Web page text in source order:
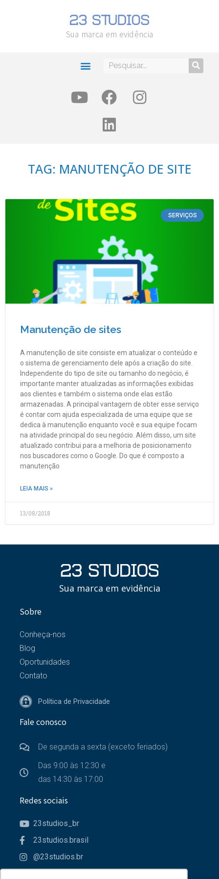
Sua marca em evidência
TAG: MANUTENÇÃO DE SITE
SERVIÇOS
Manutenção de sites
A manutenção de site consiste em atualizar o conteúdo e
o sistema de gerenciamento dele após a criação do site.
Independente do tipo de site ou tamanho do negócio, é
importante manter atualizadas as informações exibidas
aos clientes e também o sistema onde elas estão
armazenadas. A principal vantagem de obter esse serviço
é contar com ajuda especializada de uma equipe que se
dedica à manutenção enquanto você e sua equipe focam
na atividade principal do seu negócio. Além disso, um site
atualizado contribui para a melhoria de posicionamento
nos buscadores como o Google. Do que é composto a
manutenção
LEIA MAIS »
13/08/2018
Sua marca em evidência
Sobre
Conheça-nos
Blog
Oportunidades
Contato
Política de Privacidade
Fale conosco
De segunda a sexta (exceto feriados)
Das 9:00 às 12:30 e
das 14:30 às 17:00
Redes sociais
23studios_br
23studios.brasil
@23studios.br